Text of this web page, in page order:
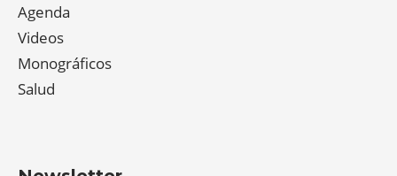
Agenda
Videos
Monográficos
Salud